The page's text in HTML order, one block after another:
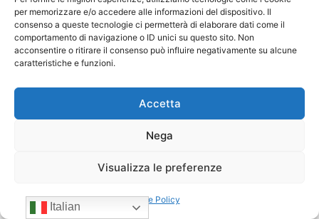
per memorizzare e/o accedere alle informazioni del dispositivo. Il
consenso a queste tecnologie ci permetterà di elaborare dati come il
comportamento di navigazione o ID unici su questo sito. Non
acconsentire o ritirare il consenso può influire negativamente su alcune
caratteristiche e funzioni.
Accetta
Nega
Visualizza le preferenze
Cookie Policy
CONFIDA Servizi srl presenta il
Italian